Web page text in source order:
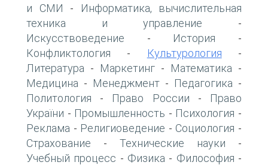
и СМИ -
Информатика, вычислительная
техника и управление -
Искусствоведение - История -
Конфликтология - Культурология -
Литература - Маркетинг - Математика -
Медицина - Менеджмент - Педагогика -
Политология - Право России -
Право
України - Промышленность - Психология -
Реклама - Религиоведение - Социология -
Страхование - Технические науки -
Учебный процесс - Физика - Философия -